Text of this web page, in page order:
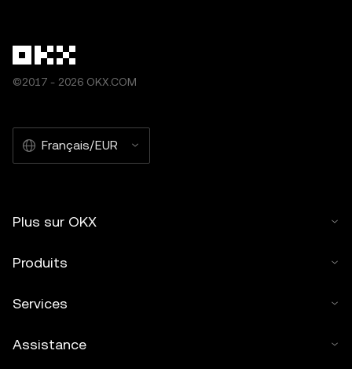
©2017 - 2026 OKX.COM
Français/EUR
Plus sur OKX
Produits
Services
Assistance